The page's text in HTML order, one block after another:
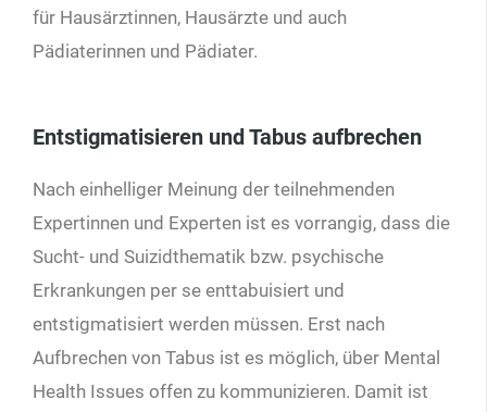
für Hausärztinnen, Hausärzte und auch
Pädiaterinnen und Pädiater.
Entstigmatisieren und Tabus aufbrechen
Nach einhelliger Meinung der teilnehmenden
Expertinnen und Experten ist es vorrangig, dass die
Sucht- und Suizidthematik bzw. psychische
Erkrankungen per se enttabuisiert und
entstigmatisiert werden müssen. Erst nach
Aufbrechen von Tabus ist es möglich, über Mental
Health Issues offen zu kommunizieren. Damit ist